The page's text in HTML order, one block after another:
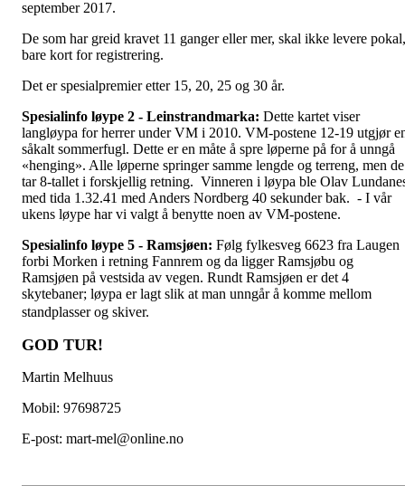
september 2017.
De som har greid kravet 11 ganger eller mer, skal ikke levere pokal,
bare kort for registrering.
Det er spesialpremier etter 15, 20, 25 og 30 år.
Spesialinfo løype 2 - Leinstrandmarka: Dette kartet viser
langløypa for herrer under VM i 2010. VM-postene 12-19 utgjør
såkalt sommerfugl. Dette er en måte å spre løperne på for å unngå
«henging». Alle løperne springer samme lengde og terreng, men de
tar 8-tallet i forskjellig retning. Vinneren i løypa ble Olav
med tida 1.32.41 med Anders Nordberg 40 sekunder bak. - I vår
ukens løype har vi valgt å benytte noen av VM-postene.
Spesialinfo løype 5 - Ramsjøen: Følg fylkesveg 6623 fra Laugen
forbi Morken i retning Fannrem og da ligger Ramsjøbu og
Ramsjøen på vestsida av vegen. Rundt Ramsjøen er det 4
skytebaner; løypa er lagt slik at man unngår å komme mellom
standplasser og skiver.
GOD TUR!
Martin Melhuus
Mobil: 97698725
E-post: mart-mel@online.no